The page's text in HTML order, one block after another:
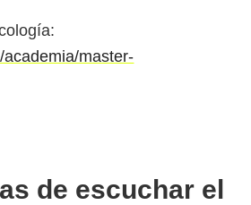
master-
de escuchar el